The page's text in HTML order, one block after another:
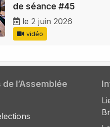
de séance #45
le 2 juin 2026
vidéo
l’Assemblée